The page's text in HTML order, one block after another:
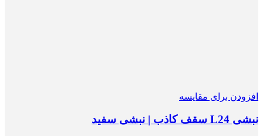
افزودن برای مقایسه
نبشی L24 سقف کاذب | نبشی سفید